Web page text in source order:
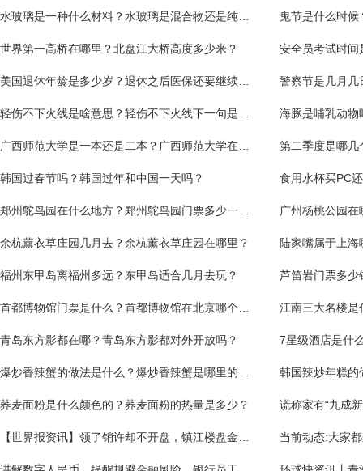
鬼节是什么时
世界第一高桥在哪里？北盘江大桥高度多少米？ 安全员考试时间
警察节是几月几
海豚是哺乳动物
第二季度是哪几
韩国过春节吗？韩国过年和中国一天吗？
广州杨桃公园
余杭薰衣草庄园几月去？余杭薰衣草庄园在哪里？ 陆家嘴属于上
福州东甲岛离福州多远？东甲岛适合几月去玩？ 芦笛岩门票多少
江南三大名楼是
青岛东方影都在哪？青岛东方影都对外开放吗？ 7星级酒店是什
荞麦面粉是什么颜色的？荞麦面粉的热量是多少？
当前动态:大家